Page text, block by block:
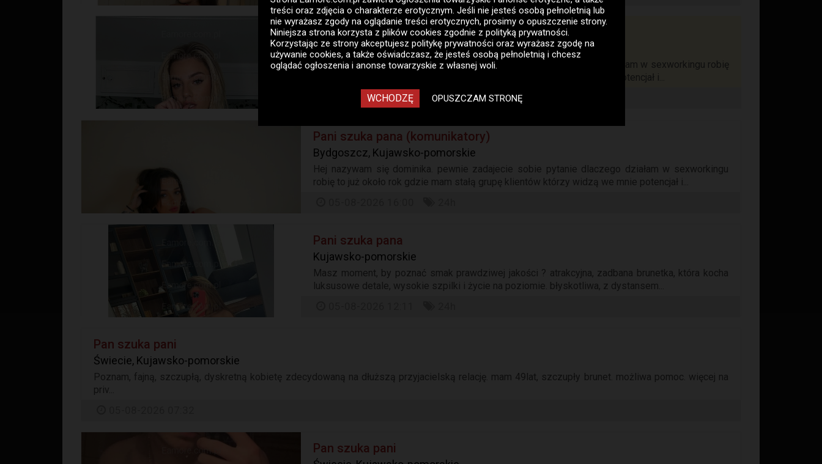
Pani szuka pana (komunikatory)
Bydgoszcz, Kujawsko-pomorskie
Hej nazywam się klaudia. pewnie zadajecie sobie pytanie dlaczego działam w sexworkingu robię
to już około rok gdzie mam stałą grupę klientów którzy widzą we mnie potencjał i...
05-08-2026 16:00 24h
Pani szuka pana (komunikatory)
Bydgoszcz, Kujawsko-pomorskie
Hej nazywam się dominika. pewnie zadajecie sobie pytanie dlaczego działam w sexworkingu
robię to już około rok gdzie mam stałą grupę klientów którzy widzą we mnie potencjał i...
Pani szuka pana
Kujawsko-pomorskie
Masz moment, by poznać smak prawdziwej jakości ? atrakcyjna, zadbana brunetka, która kocha
luksusowe detale, wysokie szpilki i życie na poziomie. błyskotliwa, z dystansem...
Pan szuka pani
Świecie, Kujawsko-pomorskie
Poznam, fajną, szczupłą, dyskretną kobietę zdecydowaną na dłuższą przyjacielską relację. mam 49lat, szczupły brunet. możliwa pomoc. więcej na
priv...
Pan szuka pani
treści oraz zdjęcia o charakterze erotycznym. Jeśli nie jesteś osobą pełnoletnią lub
nie wyrażasz zgody na oglądanie treści erotycznych, prosimy o opuszczenie strony.
Niniejsza strona korzysta z plików cookies zgodnie z polityką prywatności.
Korzystając ze strony akceptujesz politykę prywatności oraz wyrażasz zgodę na
używanie cookies, a także oświadczasz, że jesteś osobą pełnoletnią i chcesz
oglądać ogłoszenia i anonse towarzyskie z własnej woli.
WCHODZĘ OPUSZCZAM STRONĘ